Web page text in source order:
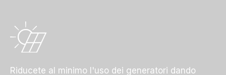
Riducete al minimo l'uso dei generatori dando